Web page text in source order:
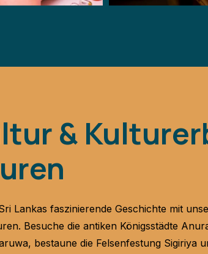
&
Lankas faszinierende Geschichte mit
Besuche die antiken Königsstädte
bestaune die Felsenfestung Sigiriya